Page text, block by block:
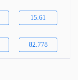
15.61
82.778